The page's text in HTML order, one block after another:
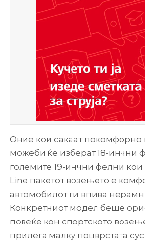
Оние кои сакаат покомфорно
можеби ќе изберат 18-инчни
големите 19-инчни фелни кои
Line пакетот возењето е
автомобилот ги впива
Конкретниот модел беше
повеќе кон спортското
прилега малку поцврстата